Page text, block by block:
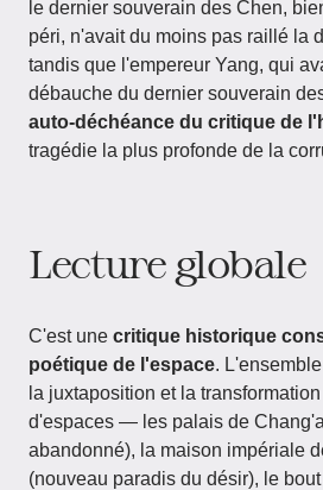
le dernier souverain des Chen,
péri, n'avait du moins pas raillé la
tandis que l'empereur Yang, qui
débauche du dernier souverain
auto-déchéance du critique de
tragédie la plus profonde de la
Lecture globale
C'est une critique historique
poétique de l'espace.
la juxtaposition et la
d'espaces — les palais de
abandonné), la maison impériale
(nouveau paradis du désir), le